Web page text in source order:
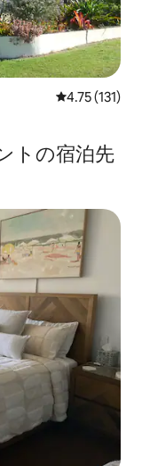
レビュー131
4.75 (131)
トの宿泊先